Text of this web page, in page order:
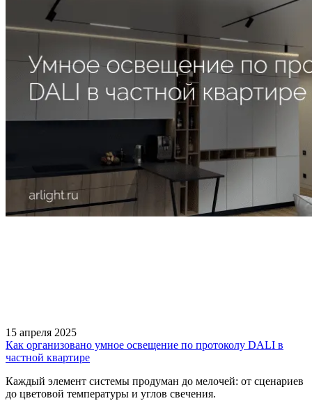
15 апреля 2025
Как организовано умное освещение по протоколу DALI в
частной квартире
Каждый элемент системы продуман до мелочей: от сценариев
до цветовой температуры и углов свечения.